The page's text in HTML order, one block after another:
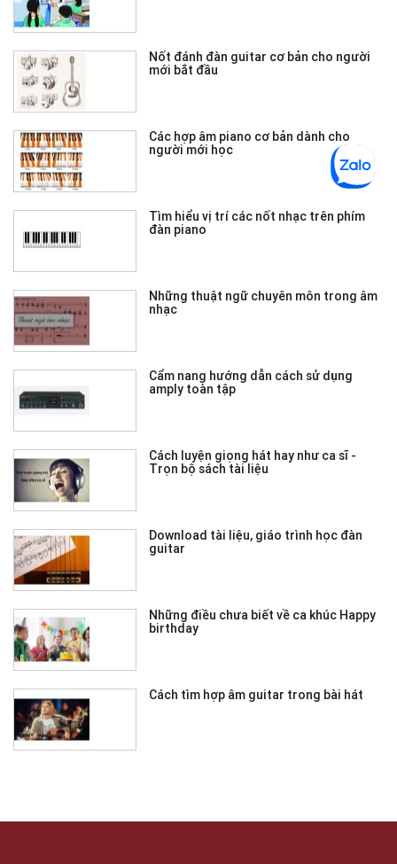
Nốt đánh đàn guitar cơ bản cho người
mới bắt đầu
Các hợp âm piano cơ bản dành cho
người mới học
Tìm hiểu vị trí các nốt nhạc trên phím
đàn piano
Những thuật ngữ chuyên môn trong âm
nhạc
Cẩm nang hướng dẫn cách sử dụng
amply toàn tập
Cách luyện giọng hát hay như ca sĩ -
Trọn bộ sách tài liệu
Download tài liệu, giáo trình học đàn
guitar
Những điều chưa biết về ca khúc Happy
birthday
Cách tìm hợp âm guitar trong bài hát